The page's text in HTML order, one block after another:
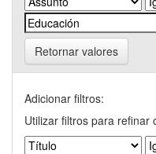
Retornar valores
Adicionar filtros:
Utilizar filtros para refinar